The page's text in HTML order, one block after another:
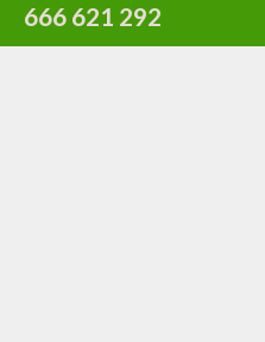
666 621 292